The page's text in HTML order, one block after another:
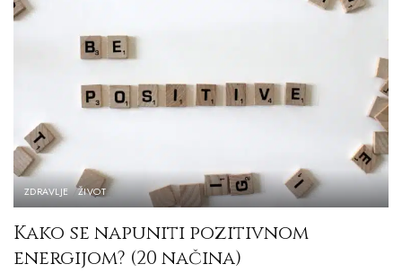
ZDRAVLJE ŽIVOT
Kako se napuniti pozitivnom
energijom? (20 načina)